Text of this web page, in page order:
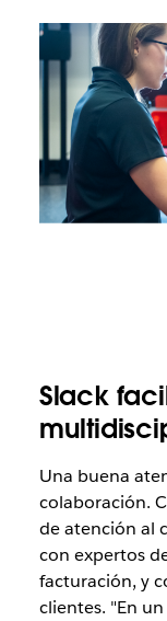
Slack
Una buena
colaboración.
de atención al
con expertos
facturación, y
clientes. "En